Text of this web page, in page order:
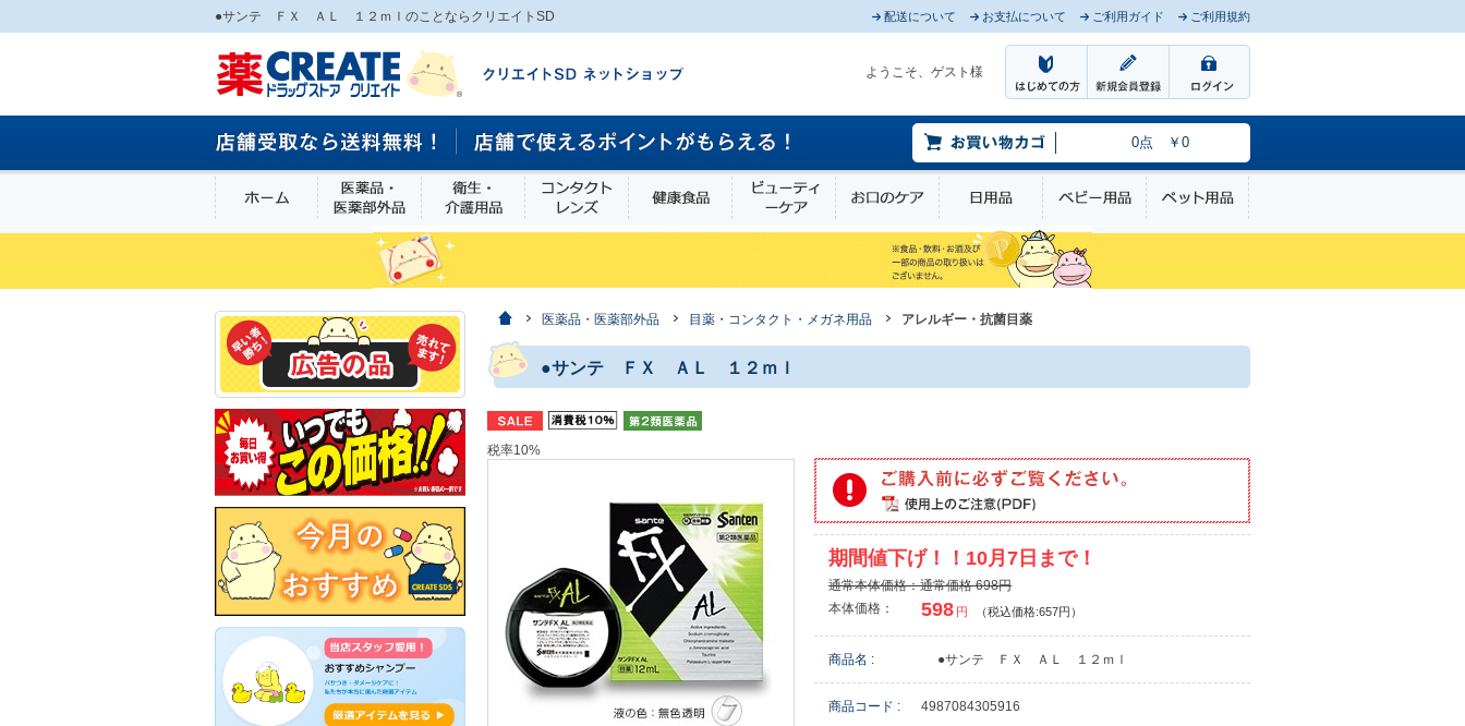
●サンテ ＦＸ ＡＬ １２ｍｌのことならクリエイトSD 配送について お支払について ご利用ガイド ご利用規約
ようこそ、ゲスト様
0点 ￥0
ホーム 医薬品・医薬部外品衛生・介護用品 コンタクトレンズ健康食品 ビューティーケアお口のケア 日用品 ベビー用品 ペット用品
ホーム医薬品・医薬部外品 目薬・コンタクト・メガネ用品 アレルギー・抗菌目薬
●サンテ ＦＸ ＡＬ １２ｍｌ
税率10%
期間値下げ！！10月7日まで！
通常本体価格：通常価格 698円
本体価格：
598 円 （税込価格:657円）
商品名 : ●サンテ ＦＸ ＡＬ １２ｍｌ
商品コード : 4987084305916